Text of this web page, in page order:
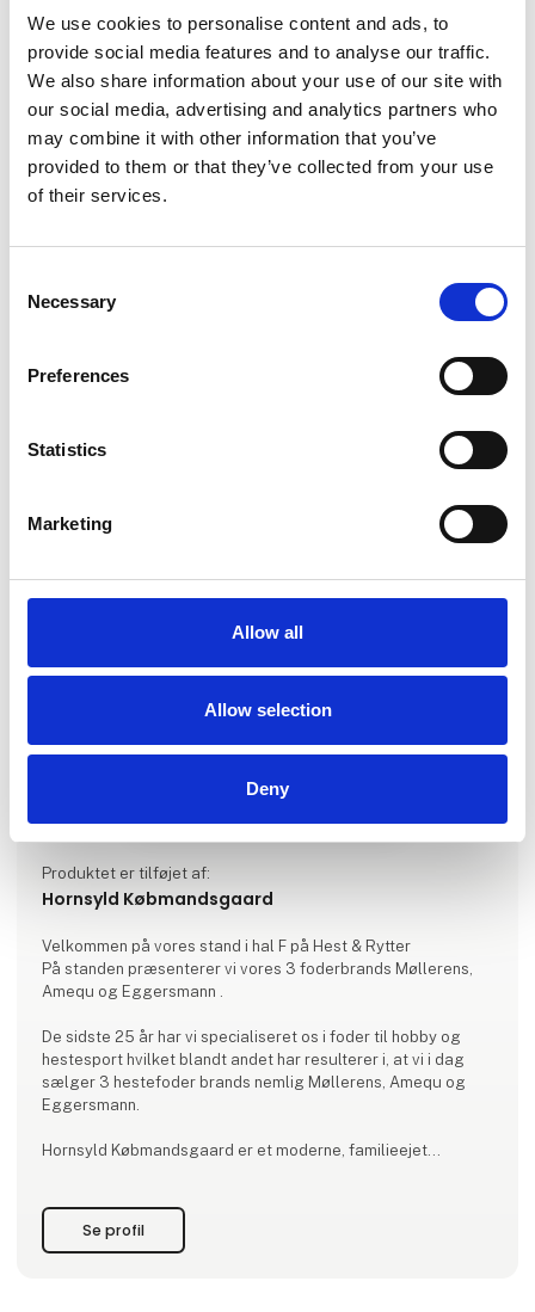
We use cookies to personalise content and ads, to
provide social media features and to analyse our traffic.
We also share information about your use of our site with
our social media, advertising and analytics partners who
may combine it with other information that you’ve
provided to them or that they’ve collected from your use
of their services.
Selection
Necessary
Preferences
Statistics
Marketing
Allow all
Allow selection
Deny
Gødning
Dette produkt kan opleves på udstillerens stand på messen
Produktet er tilføjet af:
Hornsyld Købmandsgaard
Velkommen på vores stand i hal F på Hest & Rytter
På standen præsenterer vi vores 3 foderbrands Møllerens,
Amequ og Eggersmann .
De sidste 25 år har vi specialiseret os i foder til hobby og
hestesport hvilket blandt andet har resulterer i, at vi i dag
sælger 3 hestefoder brands nemlig Møllerens, Amequ og
Eggersmann.
Hornsyld Købmandsgaard er et moderne, familieejet
Vi glæder os til at se dig på vores stand.
Se profil